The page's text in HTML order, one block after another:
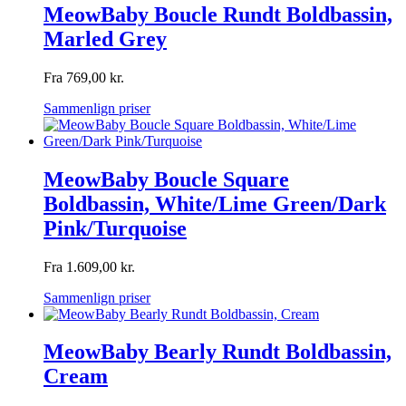
MeowBaby Boucle Rundt Boldbassin,
Marled Grey
Fra 769,00 kr.
Sammenlign priser
MeowBaby Boucle Square
Boldbassin, White/Lime Green/Dark
Pink/Turquoise
Fra 1.609,00 kr.
Sammenlign priser
MeowBaby Bearly Rundt Boldbassin,
Cream